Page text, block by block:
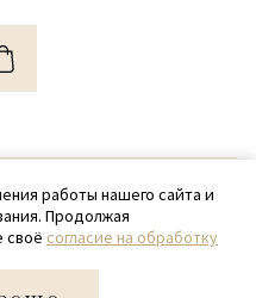
SamPack
97-87
работы нашего сайта и
Продолжая
своё согласие на обработку